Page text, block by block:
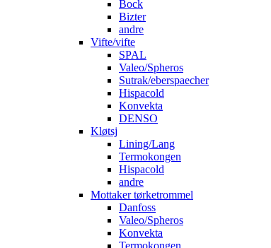
Bock
Bizter
andre
Vifte/vifte
SPAL
Valeo/Spheros
Sutrak/eberspaecher
Hispacold
Konvekta
DENSO
Kløtsj
Lining/Lang
Termokongen
Hispacold
andre
Mottaker tørketrommel
Danfoss
Valeo/Spheros
Konvekta
Termokongen